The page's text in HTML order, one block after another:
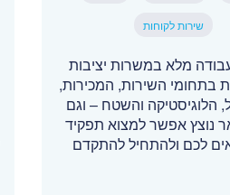
שירות לקוחות
מלא במשרות יציבות
בתחומי השירות, המכירות,
הלוגיסטיקה והשטח – וגם
נוצץ אפשר למצוא תפקיד
לכם ולהתחיל להתקדם